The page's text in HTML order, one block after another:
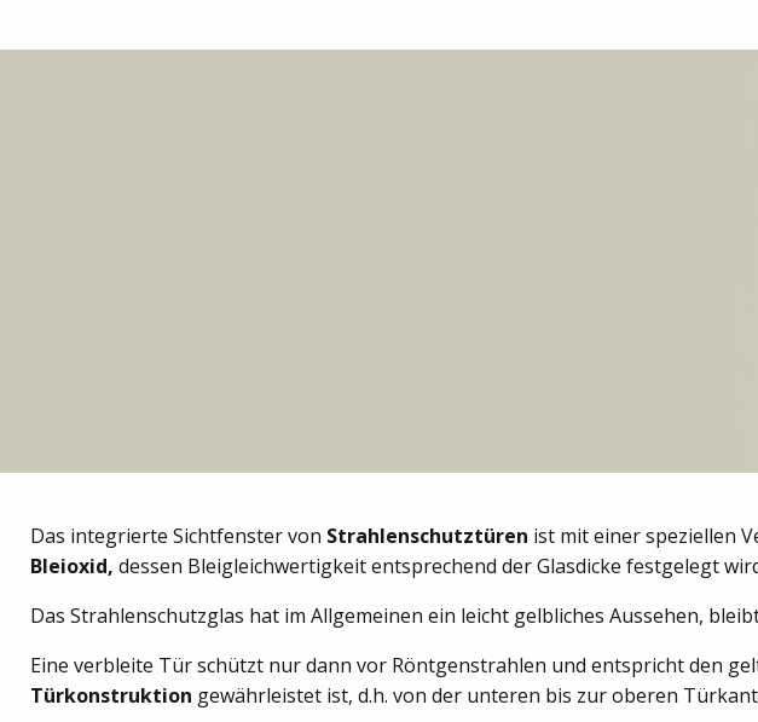
Das integrierte Sichtfenster von Strahlenschutztüren ist mit einer speziellen
Bleioxid, dessen Bleigleichwertigkeit entsprechend der Glasdicke festgelegt
Das Strahlenschutzglas hat im Allgemeinen ein leicht gelbliches Aussehen,
Eine verbleite Tür schützt nur dann vor Röntgenstrahlen und entspricht den
Türkonstruktion gewährleistet ist, d.h. von der unteren bis zur oberen